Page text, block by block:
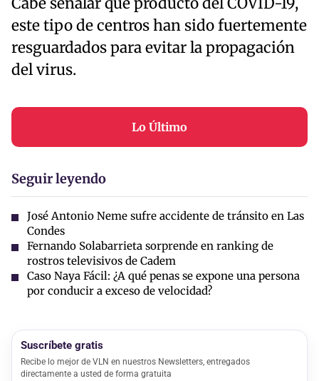
Cabe señalar que producto del COVID-19,
este tipo de centros han sido fuertemente
resguardados para evitar la propagación
del virus.
Lo Último
Seguir leyendo
José Antonio Neme sufre accidente de tránsito en Las
Condes
Fernando Solabarrieta sorprende en ranking de
rostros televisivos de Cadem
Caso Naya Fácil: ¿A qué penas se expone una persona
por conducir a exceso de velocidad?
Suscríbete gratis
Recibe lo mejor de VLN en nuestros Newsletters, entregados
directamente a usted de forma gratuita